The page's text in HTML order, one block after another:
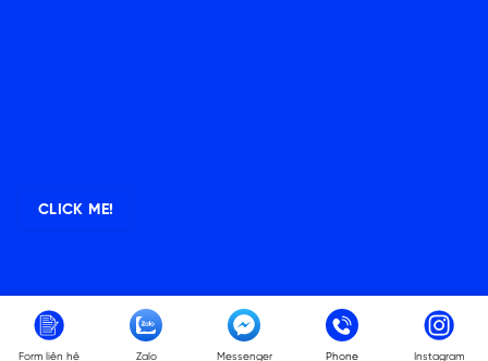
CLICK ME!
Copyright 2026 ©Zenlish
Form liên hệ Zalo Messenger Phone Instagram